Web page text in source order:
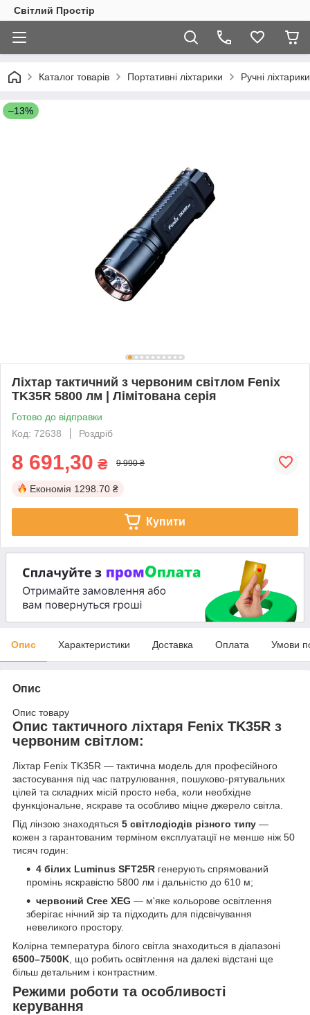
Світлий Простір
Каталог товарів Портативні ліхтарики Ручні ліхтарики
–13%
Ліхтар тактичний з червоним світлом Fenix
TK35R 5800 лм | Лімітована серія
Готово до відправки
Код: 72638
Роздріб
8 691,30 ₴ 9 990 ₴
Економія 1298.70 ₴
Купити
Опис Характеристики Доставка Оплата Умови
Опис
Опис товару
Опис тактичного ліхтаря Fenix TK35R з
червоним світлом:
Ліхтар Fenix TK35R — тактична модель для професійного
застосування під час патрулювання, пошуково-рятувальних
цілей та складних місій просто неба, коли необхідне
функціональне, яскраве та особливо міцне джерело світла.
Під лінзою знаходяться 5 світлодіодів різного типу —
кожен з гарантованим терміном експлуатації не менше ніж 50
тисяч годин:
4 білих Luminus SFT25R генерують спрямований
промінь яскравістю 5800 лм і дальністю до 610 м;
червоний Cree XEG — м'яке кольорове освітлення
зберігає нічний зір та підходить для підсвічування
невеликого простору.
Колірна температура білого світла знаходиться в діапазоні
6500–7500K , що робить освітлення на далекі відстані ще
більш детальним і контрастним.
Режими роботи та особливості
керування